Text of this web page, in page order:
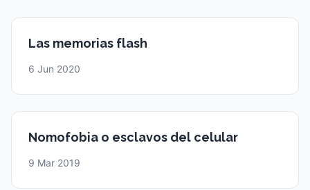
Las memorias flash
6 Jun 2020
Nomofobia o esclavos del celular
9 Mar 2019